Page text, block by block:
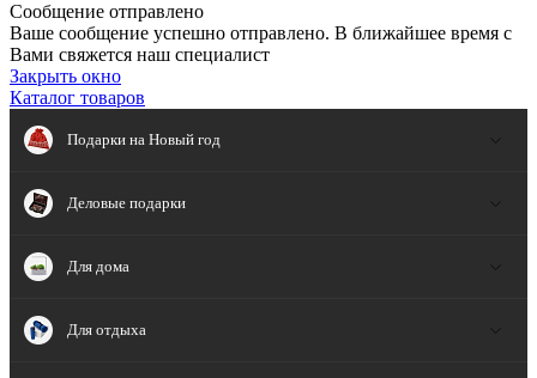
Сообщение отправлено
Ваше сообщение успешно отправлено. В ближайшее время с
Вами свяжется наш специалист
Закрыть окно
Каталог товаров
Подарки на Новый год
Деловые подарки
Для дома
Для отдыха